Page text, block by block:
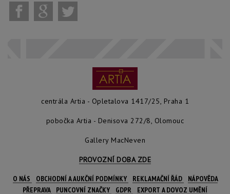
centrála Artia - Opletalova 1417/25, Praha 1
pobočka Artia - Denisova 272/8, Olomouc
Gallery MacNeven
PROVOZNÍ DOBA ZDE
O NÁS OBCHODNÍ A AUKČNÍ PODMÍNKY REKLAMAČNÍ ŘÁD
NÁPOVĚDA
PŘEPRAVA
PUNCOVNÍ ZNAČKY GDPR EXPORT A DOVOZ UMĚNÍ